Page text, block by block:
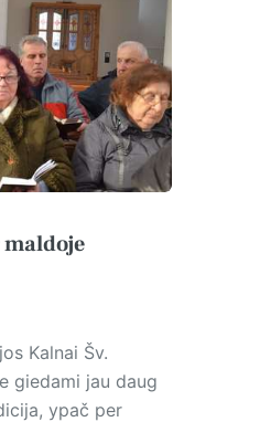
maldoje
Kalnai Šv.
giedami jau daug
ypač per